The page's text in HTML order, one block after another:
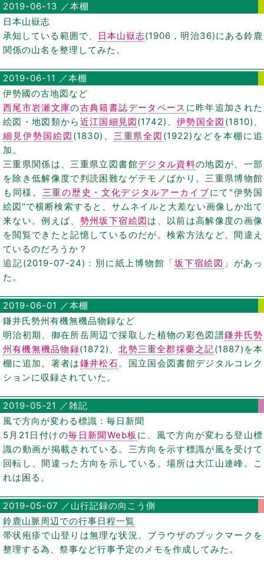
2019-06-13 ／本棚
日本山嶽志
承知している範囲で、
日本山嶽志(1906，明治36)にある鈴鹿
関係の山名を整理してみた。
2019-06-11 ／本棚
伊勢國の古地図など
西尾市岩瀬文庫の古典籍書誌データベース に昨年追加された
絵図・地図類から 近江国細見図(1742)、伊勢国全図 (1810)、
細見伊勢国絵図 (1830)、 三重県全図 (1922)などを本棚に追
加。
三重県関係は、三重県立図書館デジタル資料の地図が、一部
を除き低解像度で判読困難なゲテモノばかり。三重県博物館
も同様。 三重の歴史・文化デジタルアーカイブにて"伊勢国
絵図"で横断検索すると、サムネイルと大差ない画像しか出て
来ない。例えば、 勢州坂下宿絵図は、以前は高解像度の画像
を閲覧できたと記憶しているのだが。検索方法など、間違え
ているのだろうか？
追記(2019-07-24)：別に紙上博物館「坂下宿絵図 」があっ
た。
2019-06-01 ／本棚
鎌井氏勢州有機無機品物録など
明治初期、御在所岳周辺で採取した植物の彩色図譜鎌井氏勢
州有機無機品物録(1872)、北勢三重全郡採藥之記(1887)を本
棚に追加。著者は鎌井松石。国立国会図書館デジタルコレク
ションに収録されていた。
2019-05-21 ／雑記
風で方向が変わる標識：毎日新聞
5月21日付けの毎日新聞Web板 に、風で方向が変わる登山標
識の動画が掲載されている。三方向を示す標識が風を受けて
回転し、間違った方向を示している。場所は大江山連峰。こ
れは困る。
2019-05-07 ／山行記録の向こう側
鈴鹿山脈周辺での行事日程一覧
帯状疱疹で山登りは無理な状況。ブラウザのブックマークを
整理する為、祭事など行事予定のメモを作成してみた。